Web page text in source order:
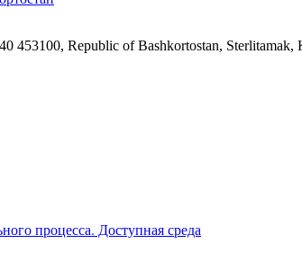
453100, Republic of Bashkortostan, Sterlitamak,
процесса. Доступная среда